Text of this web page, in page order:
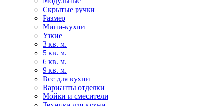
Скрытые ручки
Размер
Мини-кухни
Узкие
3 кв. м.
5 кв. м.
6 кв. м.
9 кв. м.
Все для кухни
Варианты отделки
Мойки и смесители